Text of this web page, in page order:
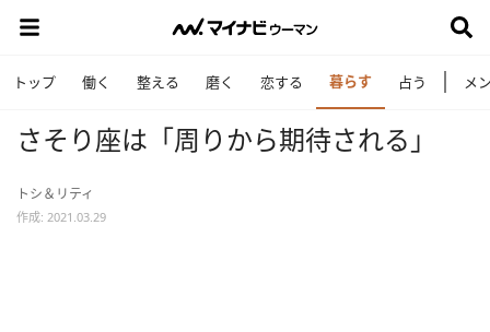
トップ 働く 整える 磨く 恋する 暮らす 占う メ
さそり座は「周りから期待される」
トシ＆リティ
作成: 2021.03.29